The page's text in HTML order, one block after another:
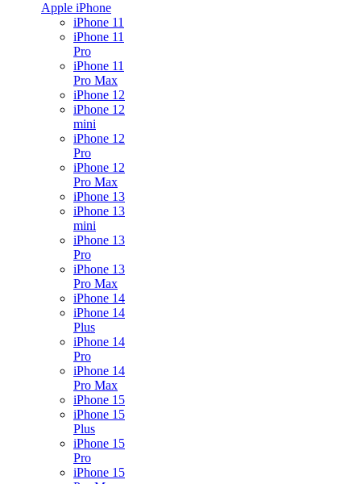
Apple iPhone
iPhone 11
iPhone 11
Pro
iPhone 11
Pro Max
iPhone 12
iPhone 12
mini
iPhone 12
Pro
iPhone 12
Pro Max
iPhone 13
iPhone 13
mini
iPhone 13
Pro
iPhone 13
Pro Max
iPhone 14
iPhone 14
Plus
iPhone 14
Pro
iPhone 14
Pro Max
iPhone 15
iPhone 15
Plus
iPhone 15
Pro
iPhone 15